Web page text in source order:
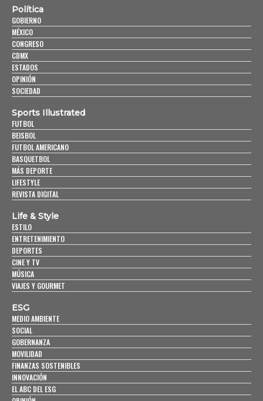
Política
GOBIERNO
MÉXICO
CONGRESO
CDMX
ESTADOS
OPINIÓN
SOCIEDAD
Sports Illustrated
FUTBOL
BEISBOL
FUTBOL AMERICANO
BASQUETBOL
MÁS DEPORTE
LIFESTYLE
REVISTA DIGITAL
Life & Style
ESTILO
ENTRETENIMIENTO
DEPORTES
CINE Y TV
MÚSICA
VIAJES Y GOURMET
ESG
MEDIO AMBIENTE
SOCIAL
GOBERNANZA
MOVILIDAD
FINANZAS SOSTENIBLES
INNOVACIÓN
EL ABC DEL ESG